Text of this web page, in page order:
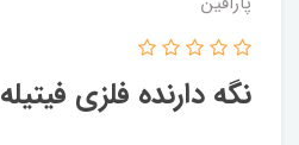
نگه دارنده فلزی فیتیله 50 عددی